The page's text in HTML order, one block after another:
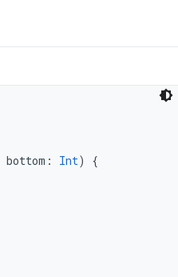
bottom : Int)
{